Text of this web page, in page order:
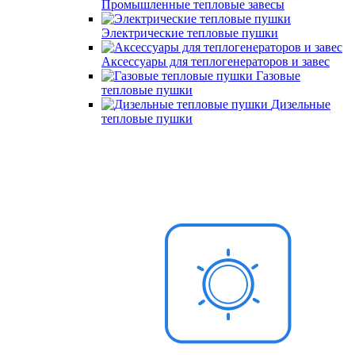
Промышленные тепловые завесы
Электрические тепловые пушки
Аксессуары для теплогенераторов и завес
Газовые
тепловые пушки
Дизельные
тепловые пушки